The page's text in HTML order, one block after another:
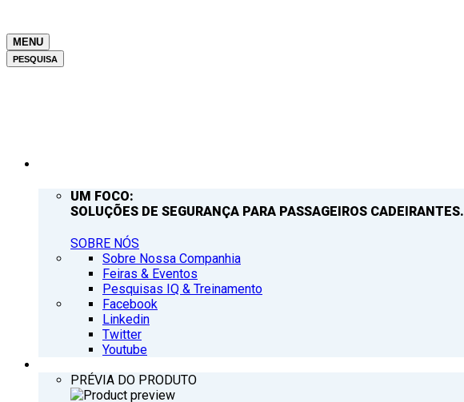
MENU
PESQUISA
UM FOCO:
SOLUÇÕES DE SEGURANÇA PARA PASSAGEIROS CADEIRANTES.
SOBRE NÓS
Sobre Nossa Companhia
Feiras & Eventos
Pesquisas IQ & Treinamento
Facebook
Linkedin
Twitter
Youtube
PRÉVIA DO PRODUTO